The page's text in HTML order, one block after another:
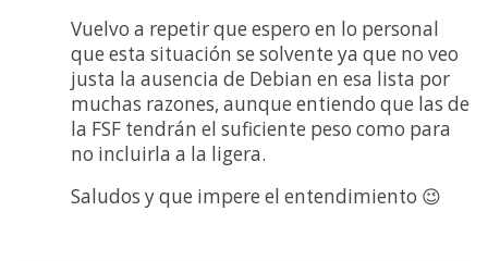
Vuelvo a repetir que espero en lo personal
que esta situación se solvente ya que no veo
justa la ausencia de Debian en esa lista por
muchas razones, aunque entiendo que las de
la FSF tendrán el suficiente peso como para
no incluirla a la ligera.
Saludos y que impere el entendimiento 😉